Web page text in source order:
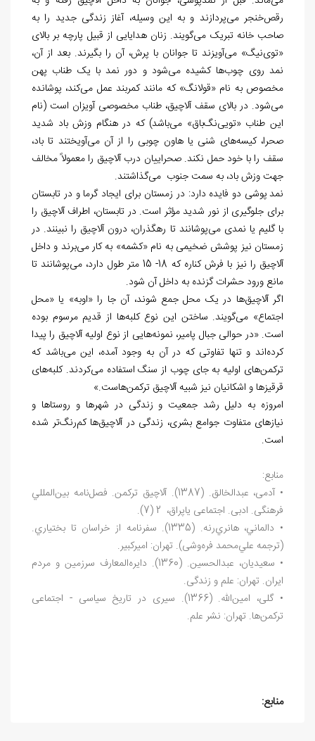
رقصخنجر میپردازند و به این وسیله، آغاز زندگی جدید را به
صاحب خانه تبریک میگویند. زنان هدایایی از قبیل پارچه بر بالای
«توینیگ» میآویزند تا جوانان با پرش، آن را بگیرند. بعد از آن،
نمد روی چوبها کشیده میشود و دور نمد با یک طناب پهن
مخصوص به نام «قولانگ» که مانند کمربند عمل میکند، پوشانده
میشود. در بالای سقف آلاچیق، طناب مخصوصی آویزان است (نام
این طناب «تویینگباق» میباشد) که در هنگام وزش باد شدید
صحرا، کیسههای شنی یا ‏‏هاون چوبی را از آن میآویختند تا باد،
سقف را با خود حمل نکند. صحراییان درب آلاچیق را معمولاً مخالف
جهت وزش باد، به سمت جنوب میگذاشتند.
نمد پوشی دو فایده دارد: در زمستان برای ایجاد گرما و در تابستان
برای جلوگیری از نور شدید مؤثر است. در تابستان، اطراف آلاچیق را
با گلیم یا نمدی میپوشانند تا رهگذران، درون آلاچیق را نبینند. در
زمستان نیز پوشش ضخیمی به نام «کشمه» به کار میبرند و داخل
آلاچیق را نیز با فرش کناره که 18- 15 متر طول دارد، می
پوشانند تا
مانع ورود حشرات گزنده به داخل آن شود.
اگر آلاچیقها در یک محل جمع شوند، آن جا را «اوبه» یا «محل
اجتماع» میگویند. ساختن این نوع کلبهها از قدیم مرسوم بوده
است. «در حوالی جبال پامیر، نمونههایی از نوع اولیه آلاچیق را پیدا
کردهاند و تنها تفاوتی که در آن به وجود آمده، این میباشد که
ترکمنهای اولیه به جای چوب از سنگ استفاده میکردند. کلبههای
قرقیزها و اشکانیان نیز شبیه آلاچیق ترکمنهاست.»
امروزه به دلیل رشد جمعیت و زندگی در شهرها و روستاها و
نیازهای متفاوت جوامع بشری، زندگی در آلاچیقها کمرنگتر شده
است.
منابع:
• آدمی، عبدالخالق. (1387). آلاچيق تركمن. فصل
نامه بینالمللي
فرهنگی. ادبی. اجتماعی یاپراق، 2 (7).
• دالماني، ‏‏هانري
رنه. (1335). سفرنامه از خراسان تا بختياري.
(ترجمه عليمحمد فرهوشی). تهران: امیرکبیر.
• سعیدیان، عبدالحسین. (1360). دایره
المعارف سرزمین و مردم
ایران. تهران: علم و زندگی.
• گلی، امین
الله. (1366). سیری در تاریخ سیاسی - اجتماعی
ترکمنها. تهران: نشر علم.
منابع: